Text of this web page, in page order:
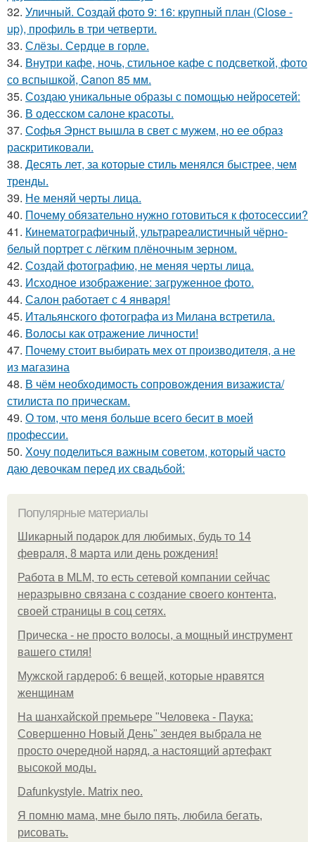
32. Уличный. Создай фото 9: 16: крупный план (Close -
up), профиль в три четверти.
33. Слёзы. Сердце в горле.
34. Внутри кафе, ночь, стильное кафе с подсветкой, фото
со вспышкой, Canon 85 мм.
35. Создаю уникальные образы с помощью нейросетей:
36. В одесском салоне красоты.
37. Софья Эрнст вышла в свет с мужем, но ее образ
раскритиковали.
38. Десять лет, за которые стиль менялся быстрее, чем
тренды.
39. Не меняй черты лица.
40. Почему обязательно нужно готовиться к фотосессии?
41. Кинематографичный, ультрареалистичный чёрно-
белый портрет с лёгким плёночным зерном.
42. Создай фотографию, не меняя черты лица.
43. Исходное изображение: загруженное фото.
44. Салон работает с 4 января!
45. Итальянского фотографа из Милана встретила.
46. Волосы как отражение личности!
47. Почему стоит выбирать мех от производителя, а не
из магазина
48. В чём необходимость сопровождения визажиста/
стилиста по прическам.
49. О том, что меня больше всего бесит в моей
профессии.
50. Хочу поделиться важным советом, который часто
даю девочкам перед их свадьбой:
Популярные материалы
Шикарный подарок для любимых, будь то 14
февраля, 8 марта или день рождения!
Работа в MLM, то есть сетевой компании сейчас
неразрывно связана с создание своего контента,
своей страницы в соц сетях.
Прическа - не просто волосы, а мощный инструмент
вашего стиля!
Мужской гардероб: 6 вещей, которые нравятся
женщинам
На шанхайской премьере "Человека - Паука:
Совершенно Новый День" зендея выбрала не
просто очередной наряд, а настоящий артефакт
высокой моды.
Dafunkystyle. Matrix neo.
Я помню мама, мне было пять, любила бегать,
рисовать.